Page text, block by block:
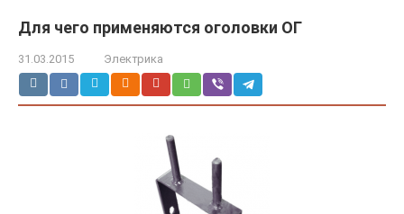
Для чего применяются оголовки ОГ
31.03.2015 Электрика